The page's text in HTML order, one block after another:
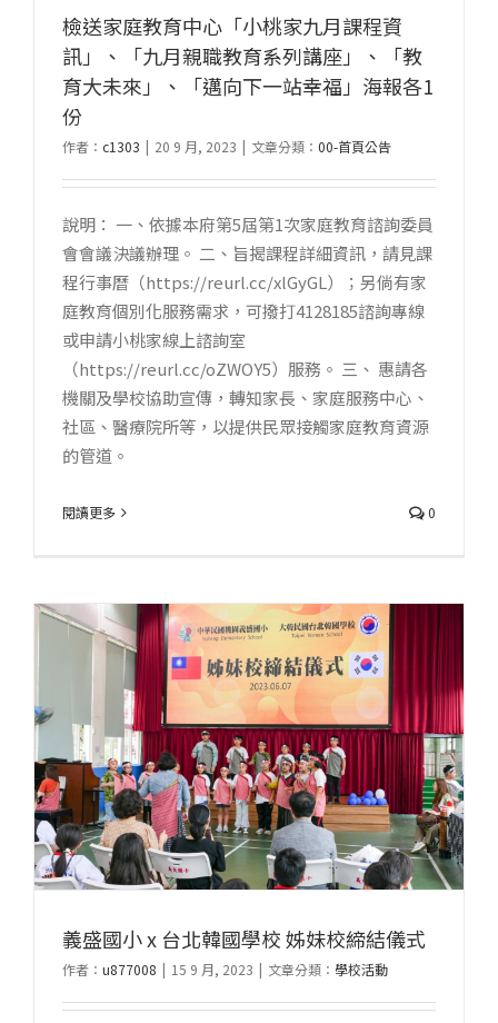
檢送家庭教育中心「小桃家九月課程資
訊」、「九月親職教育系列講座」、「教
育大未來」、「邁向下一站幸福」海報各1
份
作者： c1303 | 20 9 月, 2023 | 文章分類： 00-首頁公告
說明： 一、依據本府第5屆第1次家庭教育諮詢委員
會會議決議辦理。 二、旨揭課程詳細資訊，請見課
程行事曆（https://reurl.cc/xlGyGL）；另倘有家
庭教育個別化服務需求，可撥打4128185諮詢專線
或申請小桃家線上諮詢室
（https://reurl.cc/oZWOY5）服務。 三、 惠請各
機關及學校協助宣傳，轉知家長、家庭服務中心、
社區、醫療院所等，以提供民眾接觸家庭教育資源
的管道。
閱讀更多 0
義盛國小 x 台北韓國學校 姊妹校締結儀式
作者： u877008 | 15 9 月, 2023 | 文章分類： 學校活動